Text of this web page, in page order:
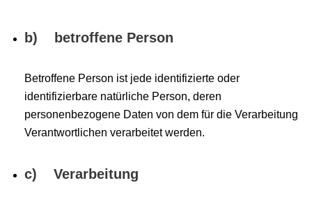
b) betroffene Person
Betroffene Person ist jede identifizierte oder
identifizierbare natürliche Person, deren
personenbezogene Daten von dem für die Verarbeitung
Verantwortlichen verarbeitet werden.
c) Verarbeitung